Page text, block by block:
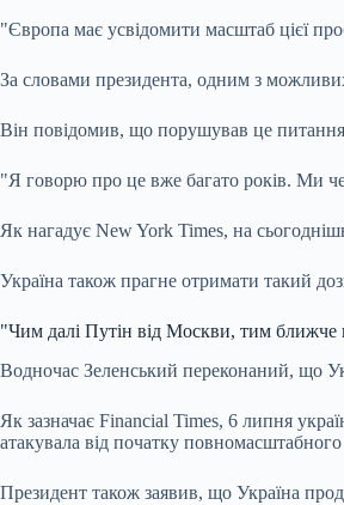
"Європа має усвідомити масштаб цієї
За словами президента, одним з
Він повідомив, що порушував це питання
"Я говорю про це вже багато років. Ми
Як нагадує New York Times, на
Україна також прагне отримати такий
"Чим далі Путін від Москви, тим ближче
Водночас Зеленський переконаний, що
Як зазначає Financial Times, 6 липня
атакувала від початку
Президент також заявив, що Україна